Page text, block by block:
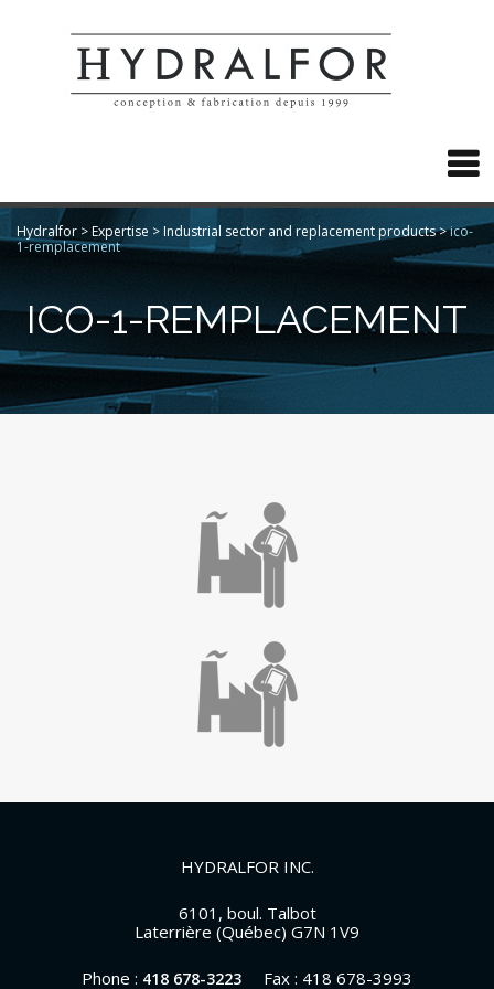

Hydralfor >Expertise >Industrial sector and replacement products>ico-
1-remplacement
ICO-1-REMPLACEMENT
HYDRALFOR INC.
6101, boul. Talbot
Laterrière (Québec) G7N 1V9
Phone : 418 678-3223 Fax : 418 678-3993